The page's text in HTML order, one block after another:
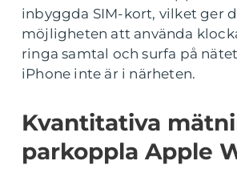
inbyggda SIM-kort, vilket ger
möjligheten att använda
ringa samtal och surfa på
iPhone inte är i närheten.
Kvantitativa
parkoppla Apple